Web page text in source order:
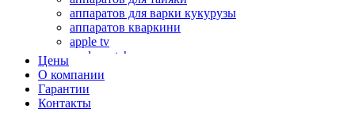
аппаратов для варки кукурузы
аппаратов кваркини
apple tv
apple watch
аромадиффузоров
аромастанций
ароматизаторов воздуха
аудиоплееров
Цены
О компании
Гарантии
Контакты